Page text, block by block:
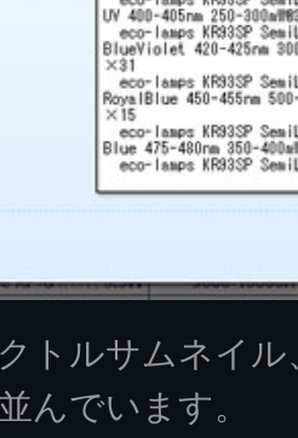
トルサムネイ
んでいます。